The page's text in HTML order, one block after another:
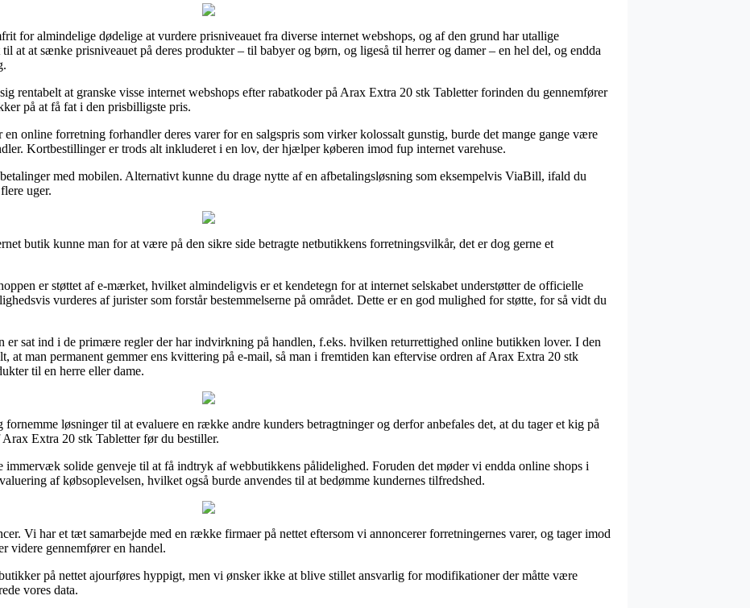
for almindelige dødelige at vurdere prisniveauet fra diverse internet webshops, og af den grund har utallige
at at sænke prisniveauet på deres produkter – til babyer og børn, og ligeså til herrer og damer – en hel del, og endda
rentabelt at granske visse internet webshops efter rabatkoder på Arax Extra 20 stk Tabletter forinden du gennemfører
på at få fat i den prisbilligste pris.
online forretning forhandler deres varer for en salgspris som virker kolossalt gunstig, burde det mange gange være
Kortbestillinger er trods alt inkluderet i en lov, der hjælper køberen imod fup internet varehuse.
med mobilen. Alternativt kunne du drage nytte af en afbetalingsløsning som eksempelvis ViaBill, ifald du
uger.
butik kunne man for at være på den sikre side betragte netbutikkens forretningsvilkår, det er dog gerne et
er støttet af e-mærket, hvilket almindeligvis er et kendetegn for at internet selskabet understøtter de officielle
vurderes af jurister som forstår bestemmelserne på området. Dette er en god mulighed for støtte, for så vidt du
er sat ind i de primære regler der har indvirkning på handlen, f.eks. hvilken returrettighed online butikken lover. I den
at man permanent gemmer ens kvittering på e-mail, så man i fremtiden kan eftervise ordren af Arax Extra 20 stk
til en herre eller dame.
løsninger til at evaluere en række andre kunders betragtninger og derfor anbefales det, at du tager et kig på
Extra 20 stk Tabletter før du bestiller.
immervæk solide genveje til at få indtryk af webbutikkens pålidelighed. Foruden det møder vi endda online shops i
af købsoplevelsen, hvilket også burde anvendes til at bedømme kundernes tilfredshed.
Vi har et tæt samarbejde med en række firmaer på nettet eftersom vi annoncerer forretningernes varer, og tager imod
videre gennemfører en handel.
på nettet ajourføres hyppigt, men vi ønsker ikke at blive stillet ansvarlig for modifikationer der måtte være
vores data.